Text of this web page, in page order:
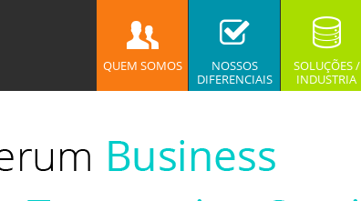
QUEM SOMOS
NOSSOS
DIFERENCIAIS
SOLUÇÕES /
INDUSTRIA